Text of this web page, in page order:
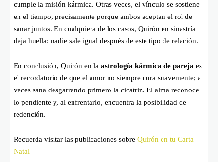
cumple la misión kármica. Otras veces, el vínculo se sostiene
en el tiempo, precisamente porque ambos aceptan el rol de
sanar juntos. En cualquiera de los casos, Quirón en sinastría
deja huella: nadie sale igual después de este tipo de relación.
En conclusión, Quirón en la astrología kármica de pareja es
el recordatorio de que el amor no siempre cura suavemente; a
veces sana desgarrando primero la cicatriz. El alma reconoce
lo pendiente y, al enfrentarlo, encuentra la posibilidad de
redención.
Recuerda visitar las publicaciones sobre Quirón en tu Carta
Natal